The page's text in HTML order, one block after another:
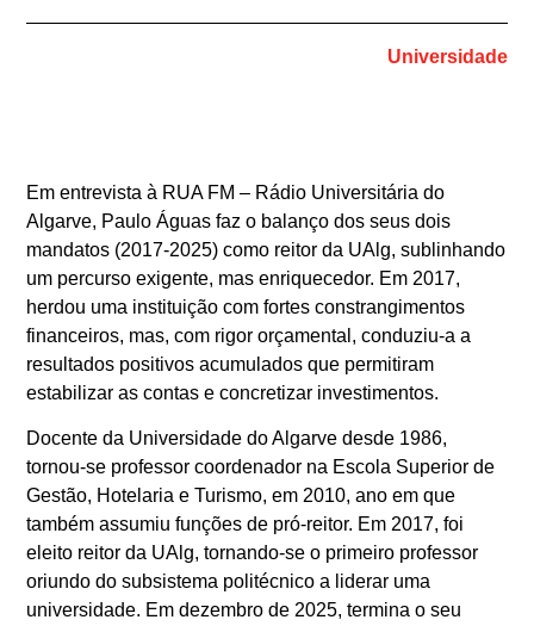
Universidade
Em entrevista à RUA FM – Rádio Universitária do
Algarve, Paulo Águas faz o balanço dos seus dois
mandatos (2017-2025) como reitor da UAlg, sublinhando
um percurso exigente, mas enriquecedor. Em 2017,
herdou uma instituição com fortes constrangimentos
financeiros, mas, com rigor orçamental, conduziu-a a
resultados positivos acumulados que permitiram
estabilizar as contas e concretizar investimentos.
Docente da Universidade do Algarve desde 1986,
tornou-se professor coordenador na Escola Superior de
Gestão, Hotelaria e Turismo, em 2010, ano em que
também assumiu funções de pró-reitor. Em 2017, foi
eleito reitor da UAlg, tornando-se o primeiro professor
oriundo do subsistema politécnico a liderar uma
universidade. Em dezembro de 2025, termina o seu